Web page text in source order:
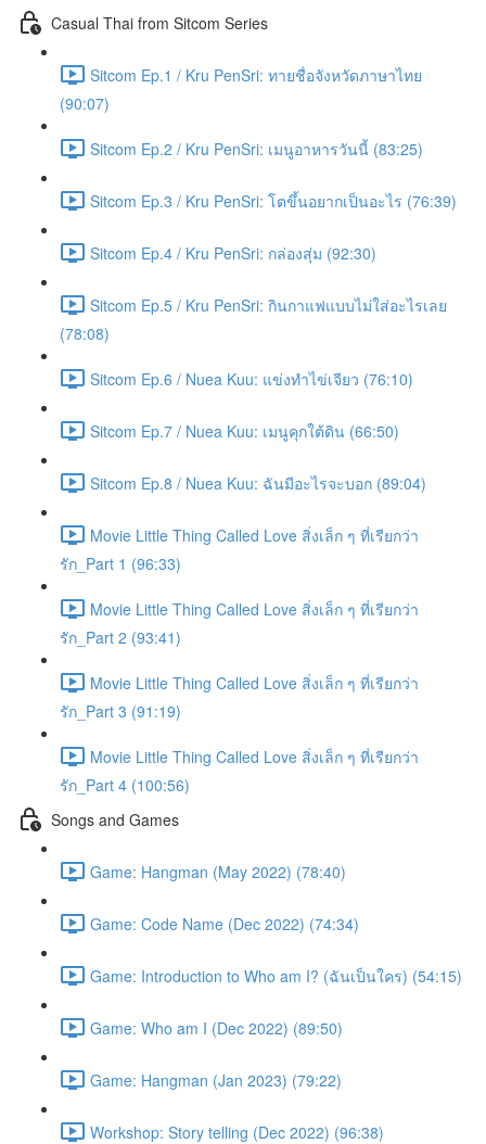
Casual Thai from Sitcom Series
Sitcom Ep.1 / Kru PenSri: ทายชื่อจังหวัดภาษาไทย
(90:07)
Sitcom Ep.2 / Kru PenSri: เมนูอาหารวันนี้ (83:25)
Sitcom Ep.3 / Kru PenSri: โตขึ้นอยากเป็นอะไร (76:39)
Sitcom Ep.4 / Kru PenSri: กล่องสุ่ม (92:30)
Sitcom Ep.5 / Kru PenSri: กินกาแฟแบบไม่ใส่อะไรเลย
(78:08)
Sitcom Ep.6 / Nuea Kuu: แข่งทำไข่เจียว (76:10)
Sitcom Ep.7 / Nuea Kuu: เมนูคุกใต้ดิน (66:50)
Sitcom Ep.8 / Nuea Kuu: ฉันมีอะไรจะบอก (89:04)
Movie Little Thing Called Love สิ่งเล็ก ๆ ที่เรียกว่า
รัก_Part 1 (96:33)
Movie Little Thing Called Love สิ่งเล็ก ๆ ที่เรียกว่า
รัก_Part 2 (93:41)
Movie Little Thing Called Love สิ่งเล็ก ๆ ที่เรียกว่า
รัก_Part 3 (91:19)
Movie Little Thing Called Love สิ่งเล็ก ๆ ที่เรียกว่า
รัก_Part 4 (100:56)
Songs and Games
Game: Hangman (May 2022) (78:40)
Game: Code Name (Dec 2022) (74:34)
Game: Introduction to Who am I? (ฉันเป็นใคร) (54:15)
Game: Who am I (Dec 2022) (89:50)
Game: Hangman (Jan 2023) (79:22)
Workshop: Story telling (Dec 2022) (96:38)